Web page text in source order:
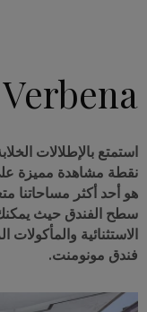
Verbena
استمتع بالإطلالات
نقطة مشاهدة مميزة
هو أحد أكثر مساحاتنا
سطح الفندق حيث يمكنك
الاستثنائية
فندق مونومنت.